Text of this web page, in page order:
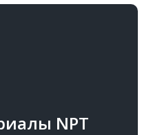
NPT